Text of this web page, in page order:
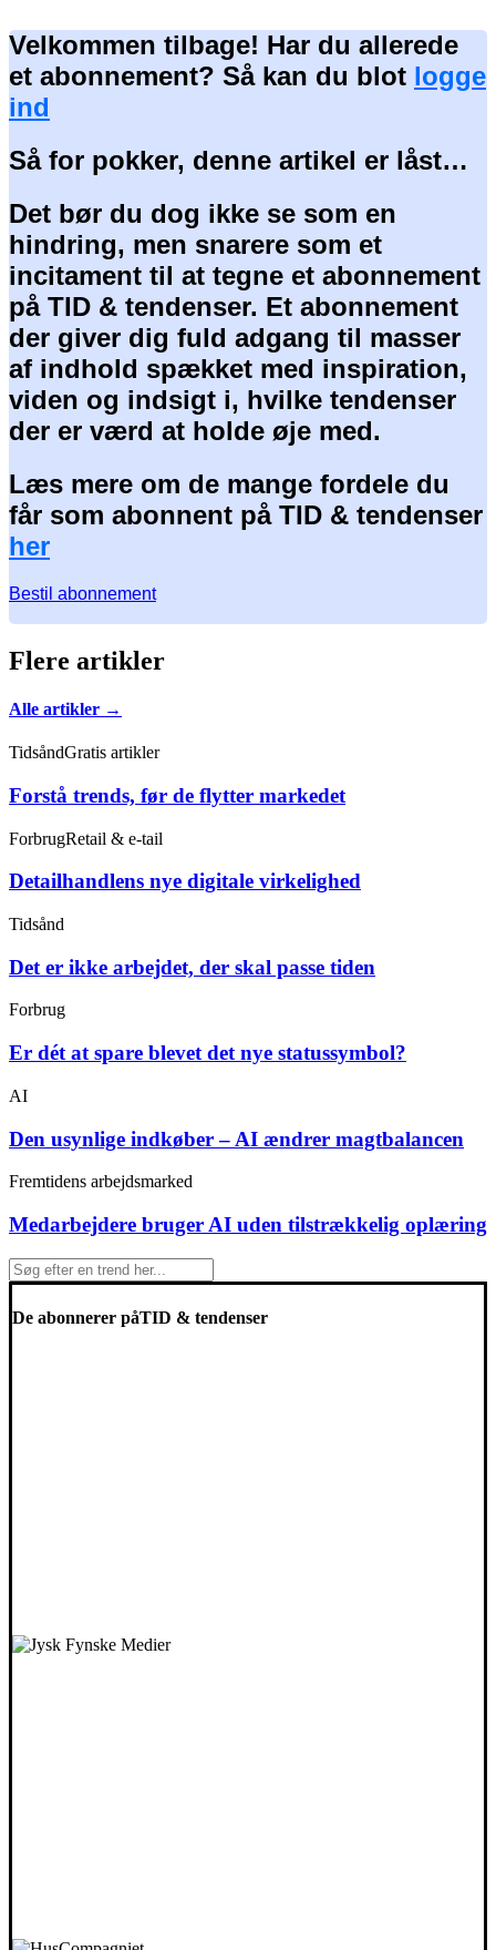
Velkommen tilbage! Har du allerede
et abonnement? Så kan du blot logge
ind
Så for pokker, denne artikel er låst…
Det bør du dog ikke se som en
hindring, men snarere som et
incitament til at tegne et abonnement
på TID & tendenser. Et abonnement
der giver dig fuld adgang til masser
af indhold spækket med inspiration,
viden og indsigt i, hvilke tendenser
der er værd at holde øje med.
Læs mere om de mange fordele du
får som abonnent på TID & tendenser
her
Bestil abonnement
Flere artikler
Alle artikler →
TidsåndGratis artikler
Forstå trends, før de flytter markedet
ForbrugRetail & e-tail
Detailhandlens nye digitale virkelighed
Tidsånd
Det er ikke arbejdet, der skal passe tiden
Forbrug
Er dét at spare blevet det nye statussymbol?
AI
Den usynlige indkøber – AI ændrer magtbalancen
Fremtidens arbejdsmarked
Medarbejdere bruger AI uden tilstrækkelig oplæring
De abonnerer påTID & tendenser